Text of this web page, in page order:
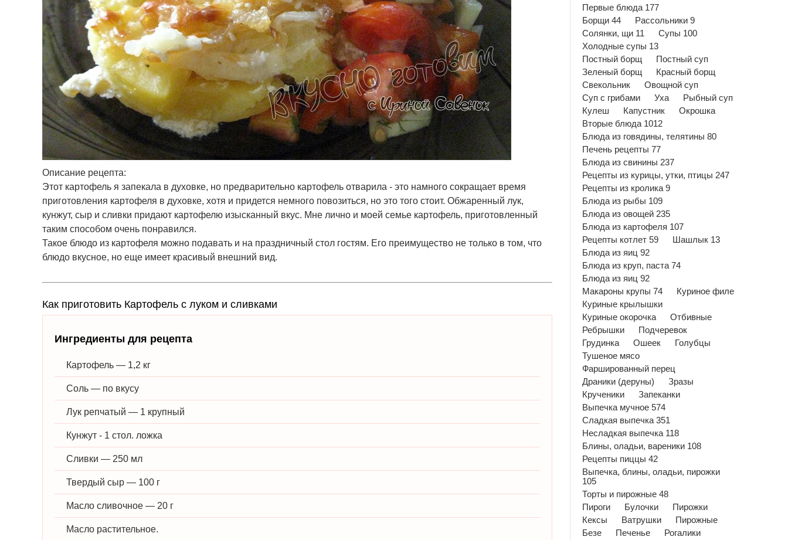
Описание рецепта:
Этот картофель я запекала в духовке, но предварительно картофель отварила - это намного сокращает время
приготовления картофеля в духовке, хотя и придется немного повозиться, но это того стоит. Обжаренный лук,
кунжут, сыр и сливки придают картофелю изысканный вкус. Мне лично и моей семье картофель, приготовленный
таким способом очень понравился.
Такое блюдо из картофеля можно подавать и на праздничный стол гостям. Его преимущество не только в том, что
блюдо вкусное, но еще имеет красивый внешний вид.
Как приготовить Картофель с луком и сливками
Ингредиенты для рецепта
Картофель — 1,2 кг
Соль — по вкусу
Лук репчатый — 1 крупный
Кунжут - 1 стол. ложка
Сливки — 250 мл
Твердый сыр — 100 г
Масло сливочное — 20 г
Масло растительное.
Первые блюда 177
Борщи 44
Рассольники 9
Солянки, щи 11
Супы 100
Холодные супы 13
Постный борщ
Постный суп
Зеленый борщ
Красный борщ
Свекольник
Овощной суп
Суп с грибами
Уха
Рыбный суп
Кулеш
Капустник
Окрошка
Вторые блюда 1012
Блюда из говядины, телятины 80
Печень рецепты 77
Блюда из свинины 237
Рецепты из курицы, утки, птицы 247
Рецепты из кролика 9
Блюда из рыбы 109
Блюда из овощей 235
Блюда из картофеля 107
Рецепты котлет 59
Шашлык 13
Блюда из яиц 92
Блюда из круп, паста 74
Блюда из яиц 92
Макароны крупы 74
Куриное филе
Куриные крылышки
Куриные окорочка
Отбивные
Ребрышки
Подчеревок
Грудинка
Ошеек
Голубцы
Тушеное мясо
Фаршированный перец
Драники (деруны)
Зразы
Крученики
Запеканки
Выпечка мучное 574
Сладкая выпечка 351
Несладкая выпечка 118
Блины, оладьи, вареники 108
Рецепты пиццы 42
Выпечка, блины, оладьи, пирожки
105
Торты и пирожные 48
Пироги
Булочки
Пирожки
Кексы
Ватрушки
Пирожные
Безе
Печенье
Рогалики